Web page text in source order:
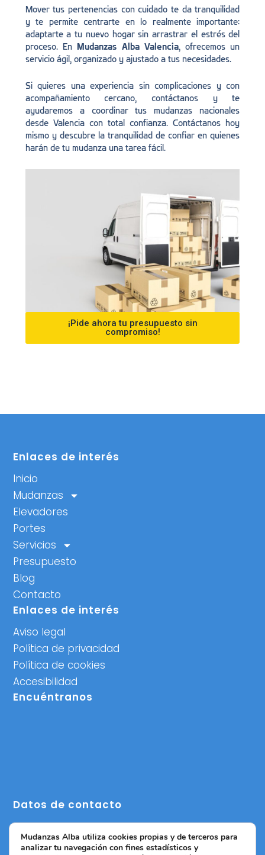
Mover tus pertenencias con cuidado te da tranquilidad
y te permite centrarte en lo realmente importante:
adaptarte a tu nuevo hogar sin arrastrar el estrés del
proceso. EnMudanzas Alba Valencia, ofrecemos un
servicio ágil, organizado y ajustado a tus necesidades.
Si quieres una experiencia sin complicaciones y con
acompañamiento cercano, contáctanos y te
ayudaremos a coordinar tus mudanzas nacionales
desde Valencia con total confianza. Contáctanos hoy
mismo y descubre la tranquilidad de confiar en quienes
harán de tu mudanza una tarea fácil.
¡Pide ahora tu presupuesto sin
compromiso!
Enlaces de interés
Inicio
Mudanzas
Elevadores
Portes
Servicios
Presupuesto
Blog
Contacto
Enlaces de interés
Aviso legal
Política de privacidad
Política de cookies
Accesibilidad
Encuéntranos
Datos de contacto
info@mudanzasalbavalencia.com
Mudanzas Alba utiliza cookies propias y de terceros para
analizar tu navegación con fines estadísticos y